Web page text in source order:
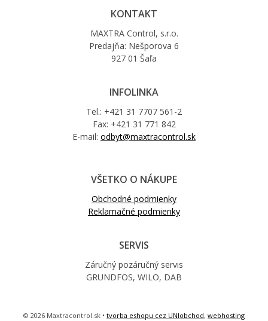
KONTAKT
MAXTRA Control, s.r.o.
Predajňa: Nešporova 6
927 01 Šaľa
INFOLINKA
Tel.: +421 31 7707 561-2
Fax: +421 31 771 842
E-mail: odbyt@maxtracontrol.sk
VŠETKO O NÁKUPE
Obchodné podmienky
Reklamačné podmienky
SERVIS
Záručný pozáručný servis
GRUNDFOS, WILO, DAB
© 2026 Maxtracontrol.sk • tvorba eshopu cez UNIobchod, webhosting